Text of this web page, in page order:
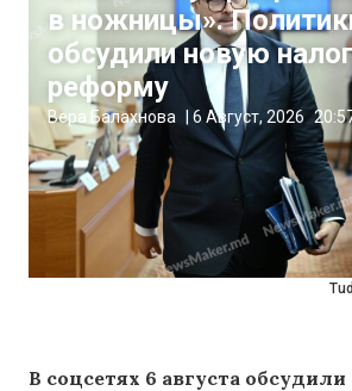
в ножницы».
обсудили новую
реформу
Вера Балахнова 6 Август, 2026
В соцсетях 6 августа